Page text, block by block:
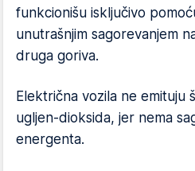
funkcionišu isključivo
unutrašnjim sagorevanjem
druga goriva.
Električna vozila ne emituju
ugljen-dioksida, jer nema
energenta.